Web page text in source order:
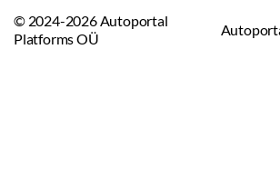
© 2024-2026 Autoportal
Platforms OÜ